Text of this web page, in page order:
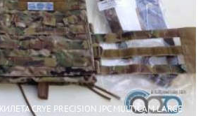
CRYE PRECISION JPC MULTICAM LARGE